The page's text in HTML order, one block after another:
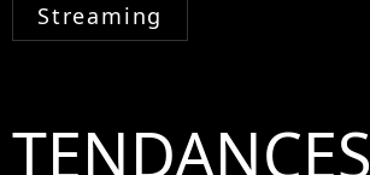
Streaming
TENDANCES